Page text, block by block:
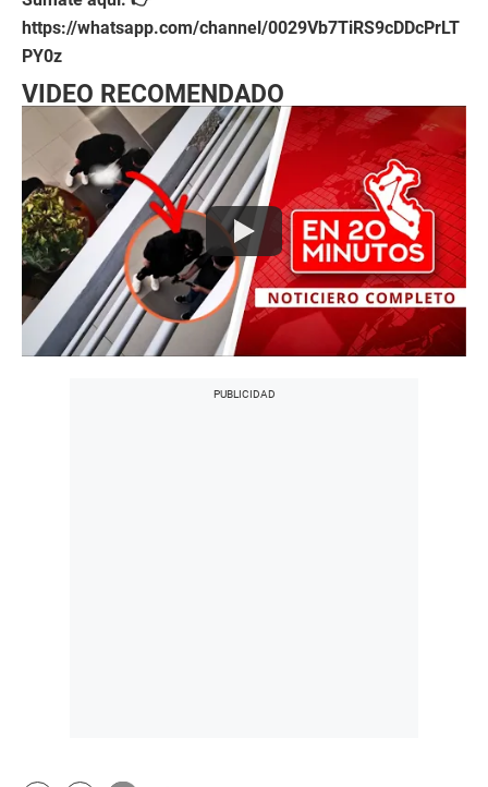
https://whatsapp.com/channel/0029Vb7TiRS9cDDcPrLT
PY0z
VIDEO RECOMENDADO